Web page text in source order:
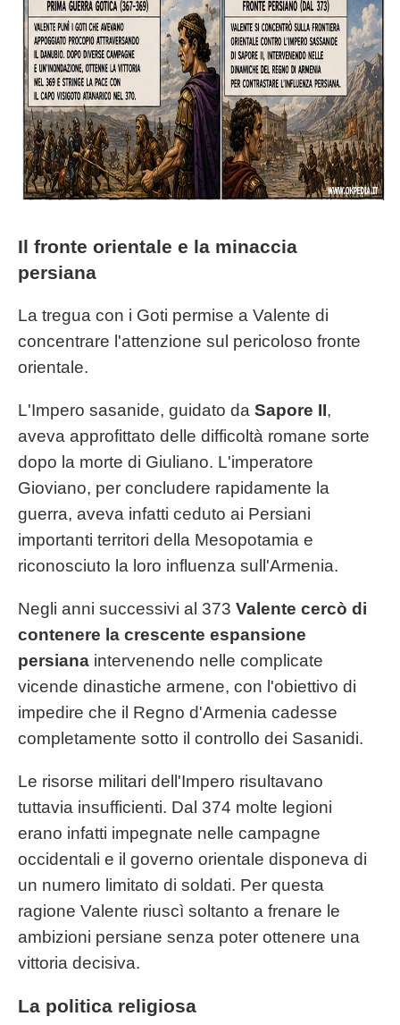
Il fronte orientale e la minaccia
persiana
La tregua con i Goti permise a Valente di
concentrare l'attenzione sul pericoloso fronte
orientale.
L'Impero sasanide, guidato da Sapore II,
aveva approfittato delle difficoltà romane sorte
dopo la morte di Giuliano. L'imperatore
Gioviano, per concludere rapidamente la
guerra, aveva infatti ceduto ai Persiani
importanti territori della Mesopotamia e
riconosciuto la loro influenza sull'Armenia.
Negli anni successivi al 373 Valente cercò di
contenere la crescente espansione
persiana intervenendo nelle complicate
vicende dinastiche armene, con l'obiettivo di
impedire che il Regno d'Armenia cadesse
completamente sotto il controllo dei Sasanidi.
Le risorse militari dell'Impero risultavano
tuttavia insufficienti. Dal 374 molte legioni
erano infatti impegnate nelle campagne
occidentali e il governo orientale disponeva di
un numero limitato di soldati. Per questa
ragione Valente riuscì soltanto a frenare le
ambizioni persiane senza poter ottenere una
vittoria decisiva.
La politica religiosa